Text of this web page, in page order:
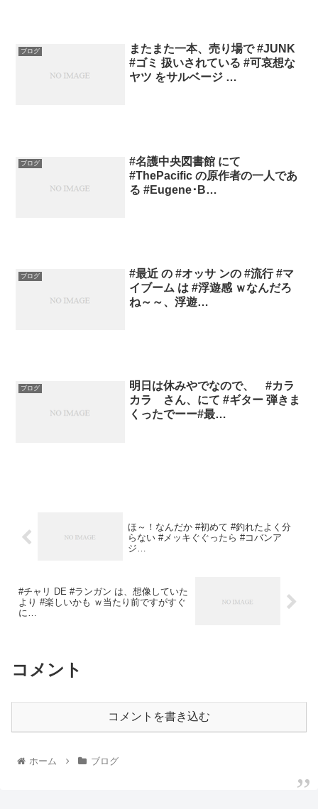
ブログ
またまた一本、売り場で #JUNK
#ゴミ 扱いされている #可哀想な
ヤツ をサルベージ …
ブログ
#名護中央図書館 にて
#ThePacific の原作者の一人であ
る #Eugene･B…
ブログ
#最近 の #オッサ ンの #流行 #マ
イブーム は #浮遊感 ｗなんだろ
ね～～、浮遊…
ブログ
明日は休みやでなので、 #カラ
カラ さん、にて #ギター 弾きま
くったでーー#最…
ほ～！なんだか #初めて #釣れたよく分
らない #メッキぐぐったら #コバンア
ジ…
#チャリ DE #ランガン は、想像していた
より #楽しいかも ｗ当たり前ですがすぐ
に…
コメント
コメントを書き込む
ホーム ブログ